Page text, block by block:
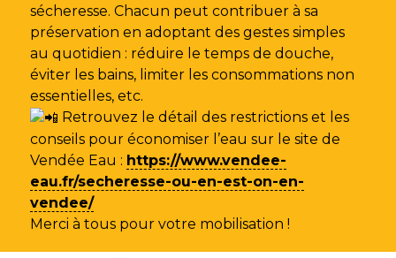
sécheresse. Chacun peut contribuer à sa
préservation en adoptant des gestes simples
au quotidien : réduire le temps de douche,
éviter les bains, limiter les consommations non
essentielles, etc.
Retrouvez le détail des restrictions et les
conseils pour économiser l’eau sur le site de
Vendée Eau : https://www.vendee-
eau.fr/secheresse-ou-en-est-on-en-
vendee/
Merci à tous pour votre mobilisation !